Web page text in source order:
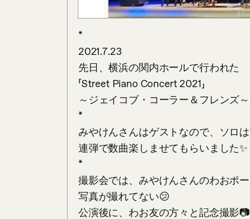
*
2021.7.23
先日、横浜の関内ホールで行われた
「Street Piano Concert 2021」
～ジェイコブ・コーラー＆フレンズ
*
みやけんさんはゲストなので、ソロは
連弾で数曲楽しませてもらいました✨
*
撮影会では、みやけんさんのわおポ
写真が撮れてない😕
公演後に、わお友の方々と記念撮影📷️